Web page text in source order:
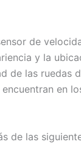
de
y la
de las
en
de las